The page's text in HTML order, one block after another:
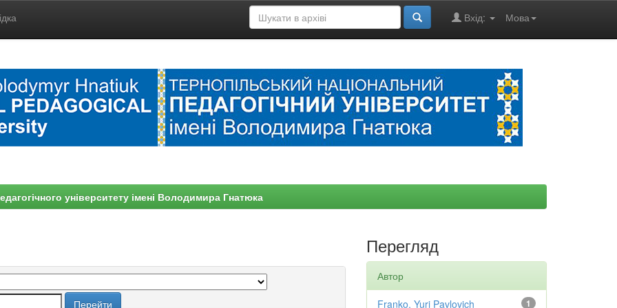
Мова
Вхід:
університету імені Володимира Гнатюка
Перегляд
Автор
1
Franko, Yuri Pavlovich